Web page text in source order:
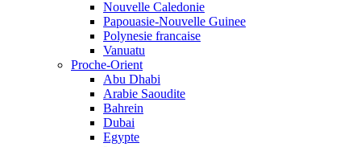
Nouvelle Caledonie
Papouasie-Nouvelle Guinee
Polynesie francaise
Vanuatu
Proche-Orient
Abu Dhabi
Arabie Saoudite
Bahrein
Dubai
Egypte